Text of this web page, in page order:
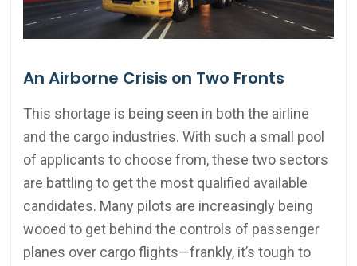
An Airborne Crisis on Two Fronts
This shortage is being seen in both the airline
and the cargo industries. With such a small pool
of applicants to choose from, these two sectors
are battling to get the most qualified available
candidates. Many pilots are increasingly being
wooed to get behind the controls of passenger
planes over cargo flights—frankly, it’s tough to